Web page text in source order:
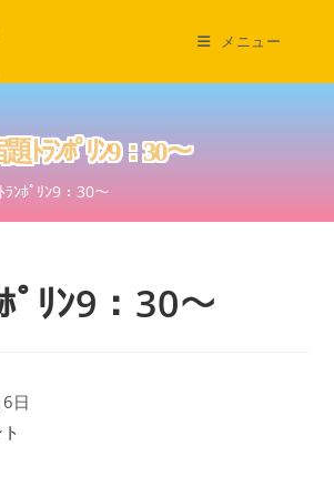
メニュー
ﾄﾗﾝﾎﾟﾘﾝ9：30～
ﾗﾝﾎﾟﾘﾝ9：30～
ﾟﾘﾝ9：30～
日